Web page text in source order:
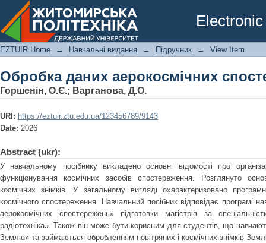
Обробка даних аерокосмічних
EZTUIR Home → Навчальні видання → Підручник → View Item
Обробка даних аерокосмічних
Горшенін, О.Є.; Варганова, Д.О.
URI: https://eztuir.ztu.edu.ua/123456789/9143
Date: 2026
Abstract (ukr):
У навчальному посібнику викладено основні відомості про
функціонування космічних засобів спостереження. Розглянуто
космічних знімків. У загальному вигляді охарактеризовано
космічного спостереження. Навчальний посібник відповідає програмі
аерокосмічних спостережень» підготовки магістрів за
радіотехніка». Також він може бути корисним для студентів, що
Землю» та займаються обробленням повітряних і космічних знімків